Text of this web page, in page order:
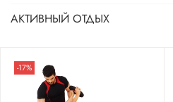
-17%
АКТИВНЫЙ ОТДЫХ